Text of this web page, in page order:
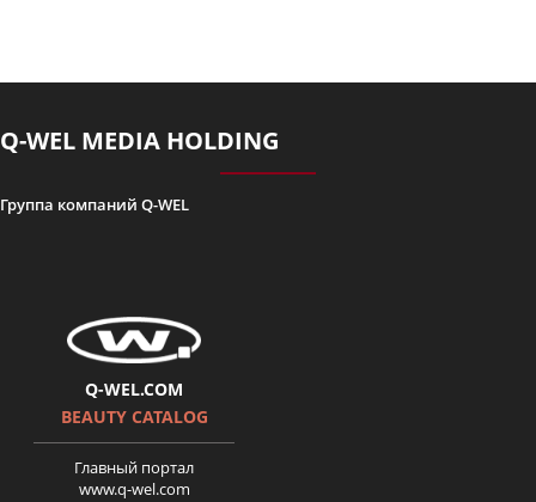
Поверніть мені красу. серія 5
Поверніть мені красу 6 серія
Q-WEL MEDIA HOLDING
Группа компаний Q-WEL
Q-WEL.COM
BEAUTY CATALOG
Главный портал
www.q-wel.com